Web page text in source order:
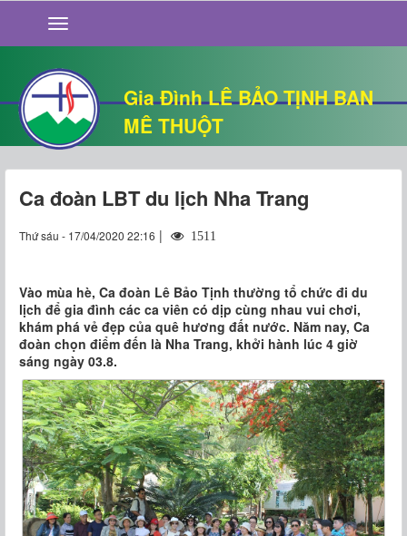
Gia Đình LÊ BẢO TỊNH BAN
MÊ THUỘT
GIỚI THIỆU
TIN TỨC
SỐNG ĐẠO
CHUYỆN NHÀ
QUÁN VĂN
THƯ GIÃN
Ca đoàn LBT du lịch Nha Trang
Thứ sáu - 17/04/2020 22:16 | 1511
Vào mùa hè, Ca đoàn Lê Bảo Tịnh thường tổ chức đi du
lịch để gia đình các ca viên có dịp cùng nhau vui chơi,
khám phá vẻ đẹp của quê hương đất nước. Năm nay, Ca
đoàn chọn điểm đến là Nha Trang, khởi hành lúc 4 giờ
sáng ngày 03.8.